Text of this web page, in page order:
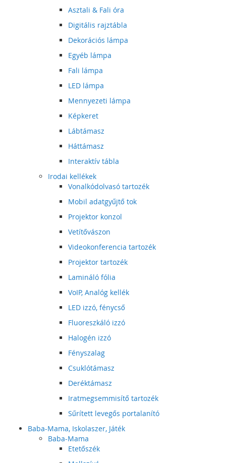
Asztali & Fali óra
Digitális rajztábla
Dekorációs lámpa
Egyéb lámpa
Fali lámpa
LED lámpa
Mennyezeti lámpa
Képkeret
Lábtámasz
Háttámasz
Interaktív tábla
Irodai kellékek
Vonalkódolvasó tartozék
Mobil adatgyűjtő tok
Projektor konzol
Vetítővászon
Videokonferencia tartozék
Projektor tartozék
Lamináló fólia
VoIP, Analóg kellék
LED izzó, fénycső
Fluoreszkáló izzó
Halogén izzó
Fényszalag
Csuklótámasz
Deréktámasz
Iratmegsemmisítő tartozék
Sűrített levegős portalanító
Baba-Mama, Iskolaszer, Játék
Baba-Mama
Etetőszék